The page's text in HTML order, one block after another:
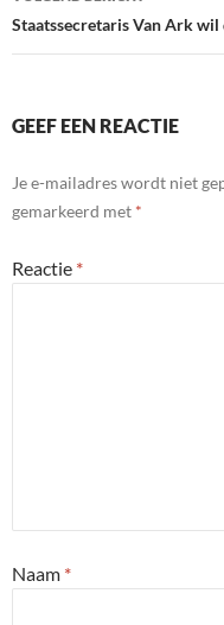
Staatssecretaris Van Ark
GEEF EEN REACTIE
Je e-mailadres wordt niet
gemarkeerd met *
Reactie *
Naam *